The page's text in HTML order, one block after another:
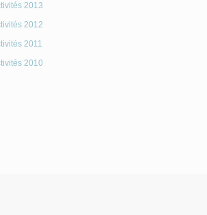
2013
2012
2011
2010